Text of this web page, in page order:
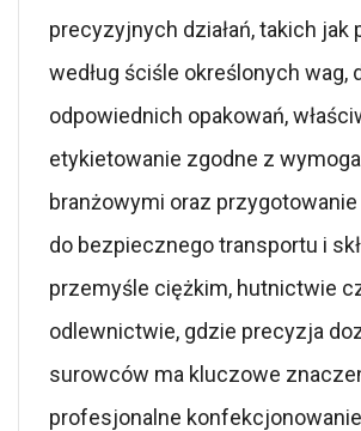
precyzyjnych działań, takich jak
według ściśle określonych wag,
odpowiednich opakowań,
etykietowanie zgodne z
branżowymi oraz przygotowanie
do bezpiecznego transportu i
przemyśle ciężkim, hutnictwie
odlewnictwie, gdzie precyzja
surowców ma kluczowe
profesjonalne